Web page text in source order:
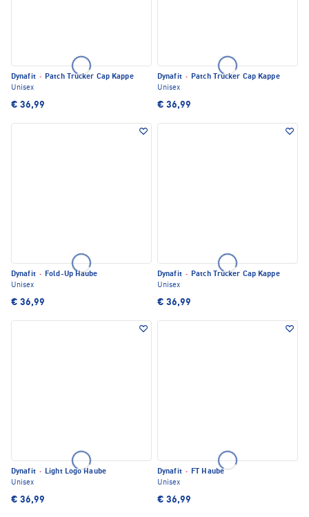
Dynafit · Patch Trucker Cap Kappe
Unisex
€ 36,99
Dynafit · Patch Trucker Cap Kappe
Unisex
€ 36,99
Dynafit · Fold-Up Haube
Unisex
€ 36,99
Dynafit · Patch Trucker Cap Kappe
Unisex
€ 36,99
Dynafit · Light Logo Haube
Unisex
€ 36,99
Dynafit · FT Haube
Unisex
€ 36,99